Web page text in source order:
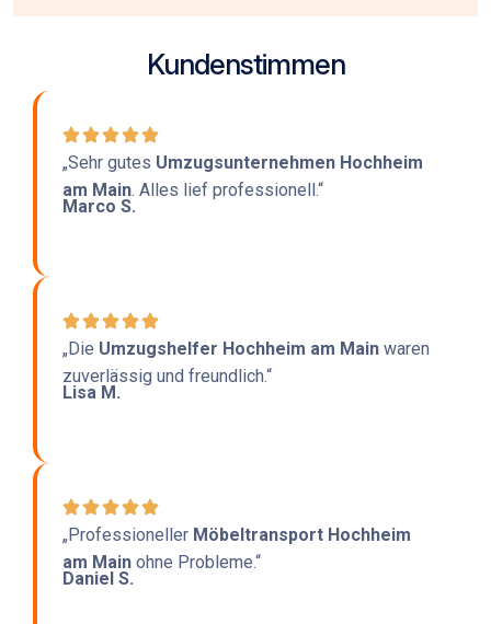
Kundenstimmen
„Sehr gutes Umzugsunternehmen Hochheim
am Main. Alles lief professionell.“
Marco S.
„Die Umzugshelfer Hochheim am Main waren
zuverlässig und freundlich.“
Lisa M.
„Professioneller Möbeltransport Hochheim
am Main ohne Probleme.“
Daniel S.